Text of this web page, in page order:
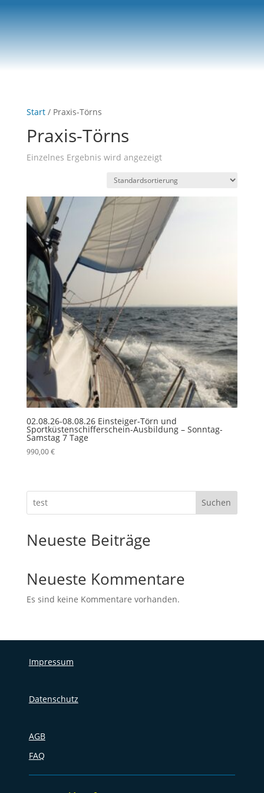
0-Artikel
Start/ Praxis-Törns
Praxis-Törns
Einzelnes Ergebnis wird angezeigt
02.08.26-08.08.26 Einsteiger-Törn und
Sportküstenschifferschein-Ausbildung – Sonntag-
Samstag 7 Tage
990,00€
Suchen
Neueste Beiträge
Neueste Kommentare
Es sind keine Kommentare vorhanden.
Impressum
Datenschutz
AGB
FAQ